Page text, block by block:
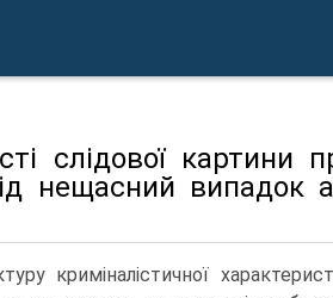
слідової картини
нещасний випадок
криміналістичної